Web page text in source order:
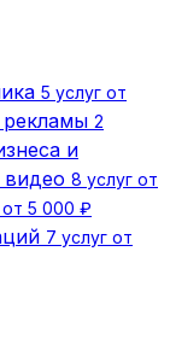
5 услуг от
2
и
видео 8 услуг от
от 5 000 ₽
7 услуг от